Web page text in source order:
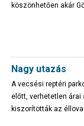
köszönhetően akár
Nagy utazás
A vecsési reptéri
előtt, verhetetlen árai
kiszorították az